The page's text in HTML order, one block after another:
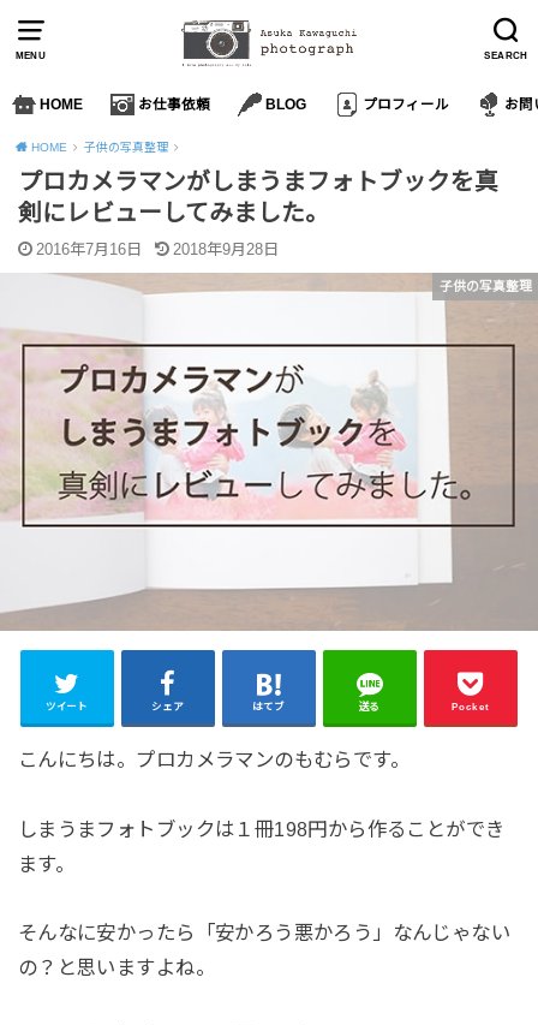
MENU SEARCH
HOME お仕事依頼 BLOG プロフィール お問
HOME 子供の写真整理
プロカメラマンがしまうまフォトブックを真
剣にレビューしてみました。
2016年7月16日 2018年9月28日
子供の写真整理
ツイート シェア はてブ 送る Pocket
こんにちは。プロカメラマンのもむらです。
しまうまフォトブックは１冊198円から作ることができ
ます。
そんなに安かったら「安かろう悪かろう」なんじゃない
の？と思いますよね。